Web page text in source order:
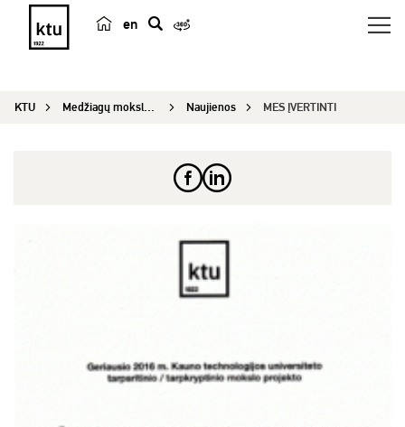
en
e
KTU Medžiagų mokslo institutas Naujienos MES ĮVERTINTI